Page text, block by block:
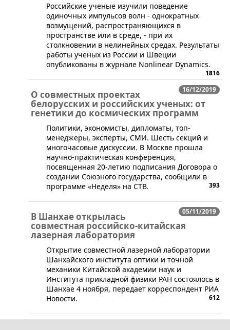
​Российские ученые изучили поведение
одиночных импульсов волн - однократных
возмущений, распространяющихся в
пространстве или в среде, - при их
столкновении в нелинейных средах. Результаты
работы ученых из России и Швеции
опубликованы в журнале Nonlinear Dynamics.
1816
16/12/2019
О совместных проектах
белорусских и российских ученых: от
генетики до космических программ
​Политики, экономисты, дипломаты, топ-
менеджеры, эксперты, СМИ. Шесть секций и
многочасовые дискуссии. В Москве прошла
научно-практическая конференция,
посвященная 20-летию подписания Договора о
создании Союзного государства, сообщили в
программе «Неделя» на СТВ.
393
05/11/2019
В Шанхае открылась
совместная российско-китайская
лазерная лаборатория
Открытие совместной лазерной лаборатории
Шанхайского института оптики и точной
механики Китайской академии наук и
Института прикладной физики РАН состоялось в
Шанхае 4 ноября, передает корреспондент РИА
Новости.
612